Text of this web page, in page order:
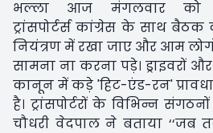
भल्ला आज मंगलवार को
ट्रांसपोर्टर्स कांग्रेस के साथ
नियंत्रण में रखा जाए और आम
सामना ना करना पड़े। ड्राइवरों
कानून में कड़े 'हिट-एंड-रन'
है। ट्रांसपोर्टरों के विभिन्न
चौधरी वेदपाल ने बताया